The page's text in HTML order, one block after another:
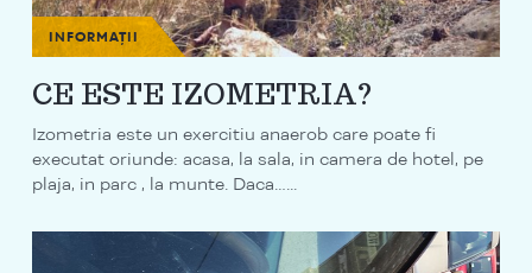
INFORMAȚII
CE ESTE IZOMETRIA?
Izometria este un exercitiu anaerob care poate fi
executat oriunde: acasa, la sala, in camera de hotel, pe
plaja, in parc , la munte. Daca…...